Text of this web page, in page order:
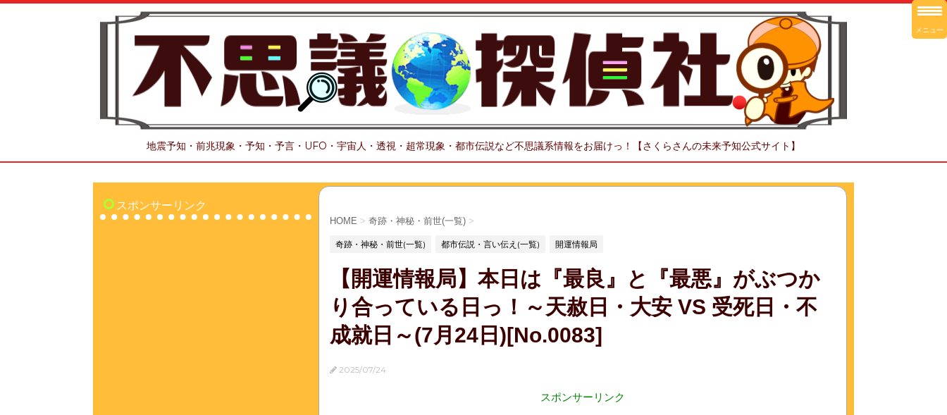
地震予知・前兆現象・予知・予言・UFO・宇宙人・透視・超常現象・都市伝説など不思議系情報をお届けっ！【さくらさんの未来予知公式サイト】
HOME > 奇跡・神秘・前世(一覧) >
奇跡・神秘・前世(一覧) 都市伝説・言い伝え(一覧) 開運情報局
【開運情報局】本日は『最良』と『最悪』がぶつか
り合っている日っ！～天赦日・大安 VS 受死日・不
成就日～(7月24日)[No.0083]
2025/07/24
スポンサーリンク
スポンサーリンク
メニュー